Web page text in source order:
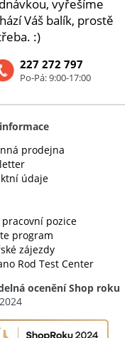
vyřešíme
Váš balík, prostě
:)
227 272 797
Po-Pá: 9:00-17:00
prodejna
údaje
pracovní pozice
program
zájezdy
Rod Test Center
ocenění Shop roku